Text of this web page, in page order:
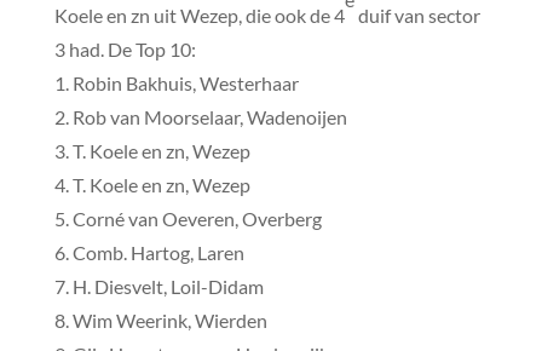
Koele en zn uit Wezep, die ook de 4 duif van sector
3 had. De Top 10:
1. Robin Bakhuis, Westerhaar
2. Rob van Moorselaar, Wadenoijen
3. T. Koele en zn, Wezep
4. T. Koele en zn, Wezep
5. Corné van Oeveren, Overberg
6. Comb. Hartog, Laren
7. H. Diesvelt, Loil-Didam
8. Wim Weerink, Wierden